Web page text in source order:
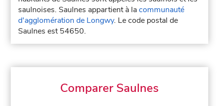
saulnoises. Saulnes appartient à lacommunauté
d'agglomération de Longwy. Le code postal de
Saulnes est 54650.
Comparer Saulnes